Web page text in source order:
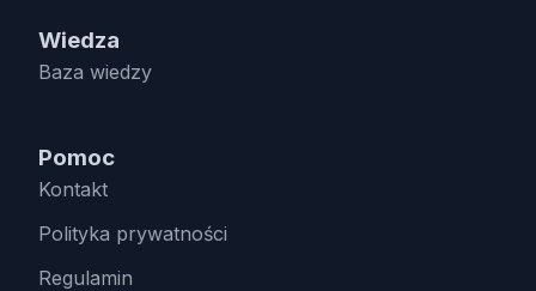
Wiedza
Baza wiedzy
Pomoc
Kontakt
Polityka prywatności
Regulamin